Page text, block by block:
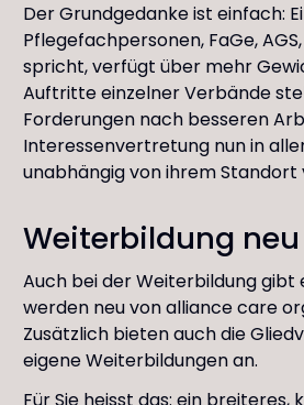
Der Grundgedanke ist einfach:
Pflegefachpersonen, FaGe,
spricht, verfügt über mehr
Auftritte einzelner Verbände
Forderungen nach besseren
Interessenvertretung nun in
unabhängig von ihrem
Weiterbildung
Auch bei der Weiterbildung gibt
werden neu von alliance care
Zusätzlich bieten auch die
eigene Weiterbildungen an.